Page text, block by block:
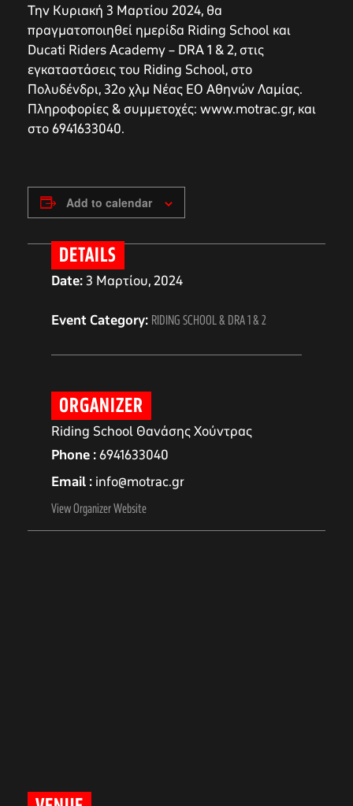
Την Κυριακή 3 Μαρτίου 2024, θα
πραγματοποιηθεί ημερίδα Riding School και
Ducati Riders Academy – DRA 1 & 2, στις
εγκαταστάσεις του Riding School, στο
Πολυδένδρι, 32ο χλμ Νέας ΕΟ Αθηνών Λαμίας.
Πληροφορίες & συμμετοχές: www.motrac.gr, και
στο 6941633040.
Add to calendar
DETAILS
Date:3 Μαρτίου, 2024
Event Category: RIDING SCHOOL & DRA 1 & 2
ORGANIZER
Riding School Θανάσης Χούντρας
Phone 6941633040
Email info@motrac.gr
View Organizer Website